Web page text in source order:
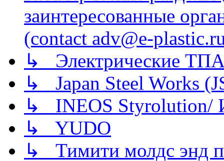
заинтересованные
(contact adv@e-
↳ Электрические
↳ Japan Steel Works
↳ INEOS
↳ YUDO
↳ Тимити молдс энд